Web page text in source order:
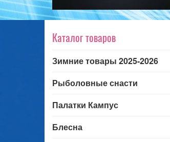
Каталог товаров
Зимние товары 2025-2026
Рыболовные снасти
Палатки Кампус
Блесна